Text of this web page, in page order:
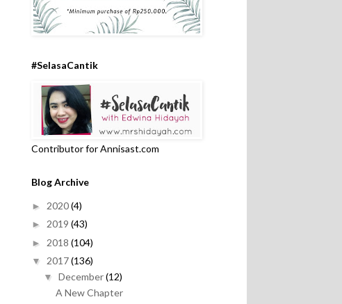
#SelasaCantik
Contributor for Annisast.com
Blog Archive
► 2020(4)
► 2019 (43)
► 2018 (104)
▼ 2017(136)
▼ December(12)
A New Chapter